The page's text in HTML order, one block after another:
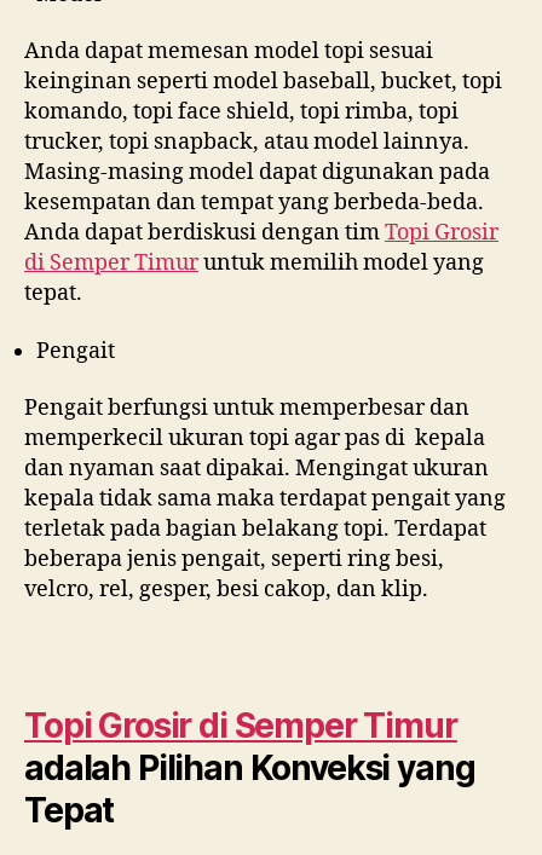
Anda dapat memesan model topi sesuai
keinginan seperti model baseball, bucket, topi
komando, topi face shield, topi rimba, topi
trucker, topi snapback, atau model lainnya.
Masing-masing model dapat digunakan pada
kesempatan dan tempat yang berbeda-beda.
Anda dapat berdiskusi dengan timTopi Grosir
di Semper Timuruntuk memilih model yang
tepat.
Pengait
Pengait berfungsi untuk memperbesar dan
memperkecil ukuran topi agar pas di kepala
dan nyaman saat dipakai. Mengingat ukuran
kepala tidak sama maka terdapat pengait yang
terletak pada bagian belakang topi. Terdapat
beberapa jenis pengait, seperti ring besi,
velcro, rel, gesper, besi cakop, dan klip.
Topi Grosir di Semper Timur
adalah Pilihan Konveksi yang
Tepat